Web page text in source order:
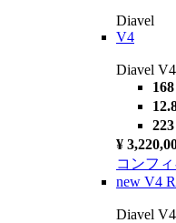
Diavel
V4
Diavel V4
¥
コンフ
new V4
Diavel